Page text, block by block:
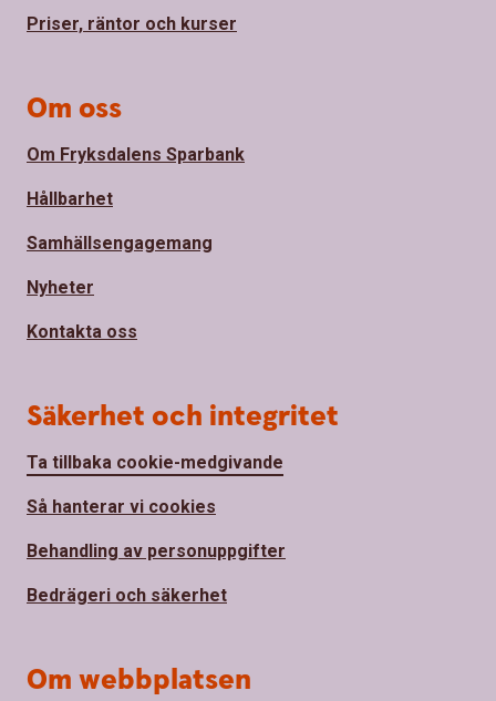
Priser, räntor och kurser
Om oss
Om Fryksdalens Sparbank
Hållbarhet
Samhällsengagemang
Nyheter
Kontakta oss
Säkerhet och integritet
Ta tillbaka cookie-medgivande
Så hanterar vi cookies
Behandling av personuppgifter
Bedrägeri och säkerhet
Om webbplatsen